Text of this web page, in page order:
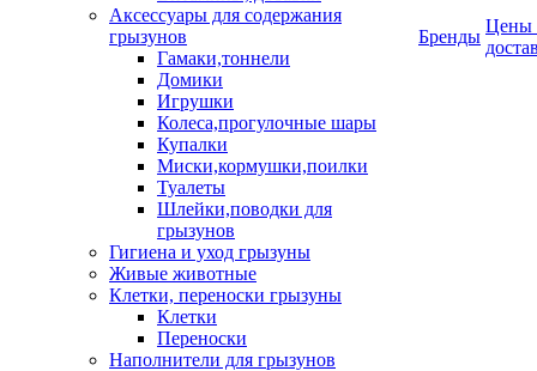
Аксессуары для содержания
грызунов
Гамаки,тоннели
Домики
Игрушки
Колеса,прогулочные шары
Купалки
Миски,кормушки,поилки
Туалеты
Шлейки,поводки для
грызунов
Гигиена и уход грызуны
Живые животные
Клетки, переноски грызуны
Клетки
Переноски
Наполнители для грызунов
Бренды
Цены